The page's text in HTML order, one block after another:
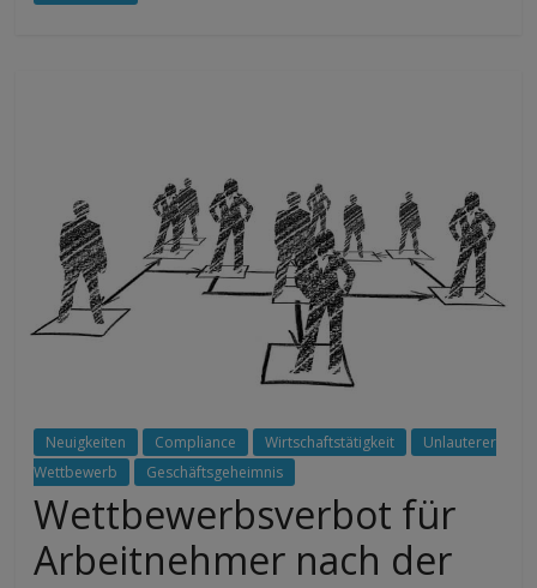
Neuigkeiten Compliance Wirtschaftstätigkeit
Unlauterer
Wettbewerb
Geschäftsgeheimnis
Wettbewerbsverbot für
Arbeitnehmer nach der